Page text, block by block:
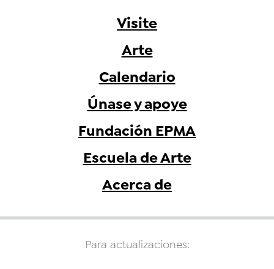
Visite
Arte
Calendario
Únase y apoye
Fundación EPMA
Escuela de Arte
Acerca de
Para actualizaciones: